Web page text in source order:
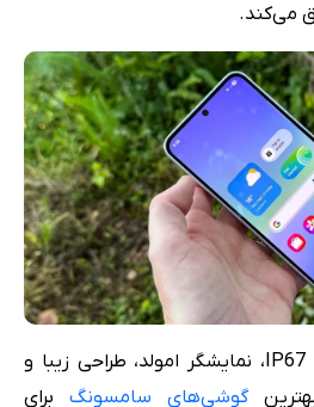
گلکسی A36 با استاندارد IP67، نمایشگر امولد، طراحی زیبا و
گوشی‌های سامسونگ برای